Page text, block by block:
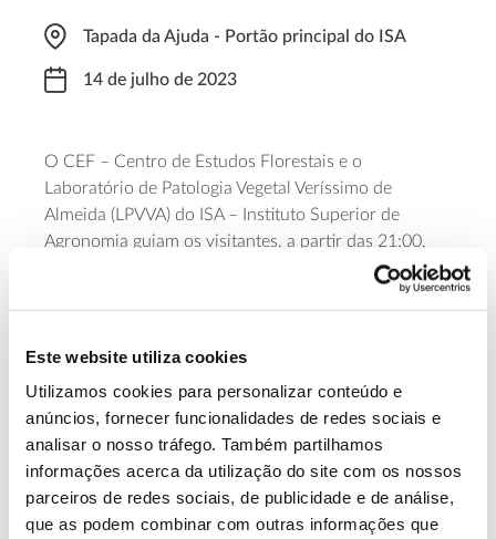
Este website utiliza cookies
Utilizamos cookies para personalizar conteúdo e
anúncios, fornecer funcionalidades de redes sociais e
analisar o nosso tráfego. Também partilhamos
informações acerca da utilização do site com os nossos
parceiros de redes sociais, de publicidade e de análise,
que as podem combinar com outras informações que
Tapada da Ajuda - Portão principal do ISA
14 de julho de 2023
O CEF – Centro de Estudos Florestais e o
Laboratório de Patologia Vegetal Veríssimo de
Almeida (LPVVA) do ISA – Instituto Superior de
Agronomia guiam os visitantes, a partir das 21:00,
pela Tapada da Ajuda para descobrir os pequenos
seres brilhantes que iluminam a noite nesta floresta
entrada livre, mas
requer inscrição prévia
Saiba mais sobre a visita “Brilhos na
Floresta”
13.07.2026